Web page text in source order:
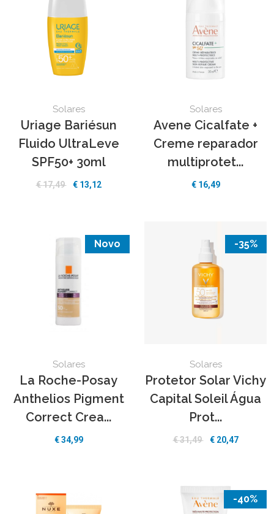
Solares
Uriage Bariésun
Fluido UltraLeve
SPF50+ 30ml
€17,49 € 13,12
Solares
Avene Cicalfate +
Creme reparador
multiprotet...
€ 16,49
Novo
Solares
La Roche-Posay
Anthelios Pigment
Correct Crea...
€34,99
-35%
Solares
Protetor Solar Vichy
Capital Soleil Água
Prot...
€31,49 € 20,47
-40%